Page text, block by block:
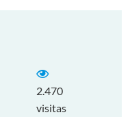
2.470
visitas